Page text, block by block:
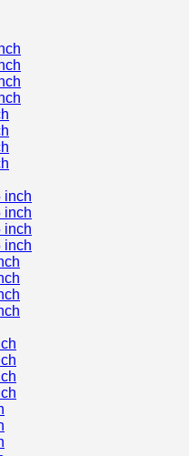
inch
inch
inch
inch